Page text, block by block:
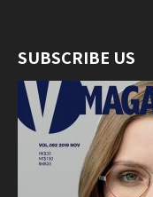
SUBSCRIBE US